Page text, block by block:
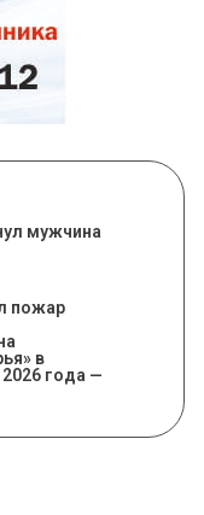
мужчина
пожар
в
года —